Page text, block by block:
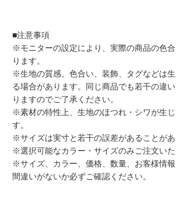
■注意事項
※モニターの設定により、実際の商品の色
ります。
※生地の質感、色合い、装飾、タグなどは
る場合があります。同じ商品でも若干の違
りますのでご了承ください。
※素材の特性上、生地のほつれ・シワが生
す。
※サイズは実寸と若干の誤差があることがあ
※選択可能なカラー・サイズのみご注文いた
※サイズ、カラー、価格、数量、お客様情
間違いがないか必ずご確認ください。